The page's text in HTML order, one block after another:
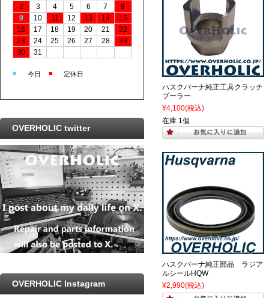
ハスクバーナ純正工具クラッチ
プーラー
¥4,100(税込)
在庫 1個
ハスクバーナ純正部品 ラジア
ルシールHQW
¥2,990(税込)
2
3 4 5 6 7
8
9
10 11 12 13 14
15
16
17 18 19 20 21
22
23
24 25 26 27 28
29
30
31
■ 今日 ■ 定休日
OVERHOLIC twitter
OVERHOLIC Instagram